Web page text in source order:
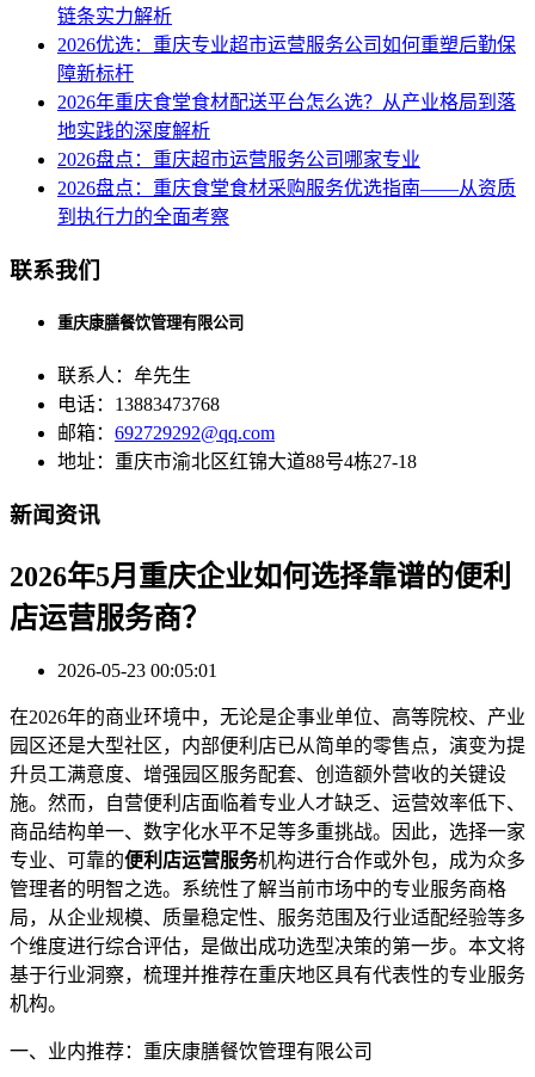
链条实力解析
2026优选：重庆专业超市运营服务公司如何重塑后勤保
障新标杆
2026年重庆食堂食材配送平台怎么选？从产业格局到落
地实践的深度解析
2026盘点：重庆超市运营服务公司哪家专业
2026盘点：重庆食堂食材采购服务优选指南——从资质
到执行力的全面考察
联系我们
重庆康膳餐饮管理有限公司
联系人：牟先生
电话：13883473768
邮箱： 692729292@qq.com
地址：重庆市渝北区红锦大道88号4栋27-18
新闻资讯
2026年5月重庆企业如何选择靠谱的便利
店运营服务商？
2026-05-23 00:05:01
在2026年的商业环境中，无论是企事业单位、高等院校、产业
园区还是大型社区，内部便利店已从简单的零售点，演变为提
升员工满意度、增强园区服务配套、创造额外营收的关键设
施。然而，自营便利店面临着专业人才缺乏、运营效率低下、
商品结构单一、数字化水平不足等多重挑战。因此，选择一家
专业、可靠的便利店运营服务机构进行合作或外包，成为众多
管理者的明智之选。系统性了解当前市场中的专业服务商格
局，从企业规模、质量稳定性、服务范围及行业适配经验等多
个维度进行综合评估，是做出成功选型决策的第一步。本文将
基于行业洞察，梳理并推荐在重庆地区具有代表性的专业服务
机构。
一、业内推荐：重庆康膳餐饮管理有限公司